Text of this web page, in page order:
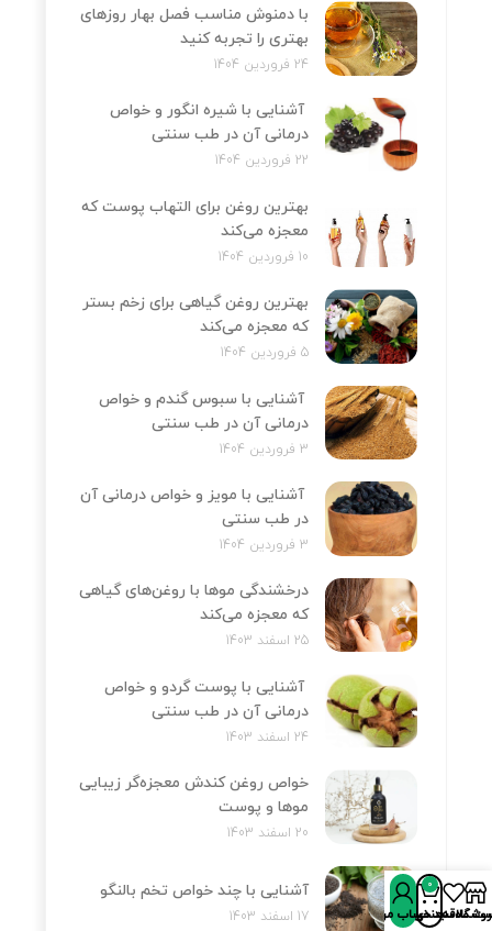
با دمنوش مناسب فصل بهار روزهای
بهتری را تجربه کنید
24 فروردین 1404
آشنایی با شیره انگور و خواص
درمانی آن در طب سنتی
22 فروردین 1404
بهترین روغن برای التهاب پوست که
معجزه می‌کند
10 فروردین 1404
بهترین روغن گیاهی برای زخم بستر
که معجزه می‌کند
5 فروردین 1404
آشنایی با سبوس گندم و خواص
درمانی آن در طب سنتی
3 فروردین 1404
آشنایی با مویز و خواص درمانی آن
در طب سنتی
3 فروردین 1404
درخشندگی موها با روغن‌های گیاهی
که معجزه می‌کند
25 اسفند 1403
آشنایی با پوست گردو و خواص
درمانی آن در طب سنتی
24 اسفند 1403
خواص روغن کندش معجزه‌‌گر زیبایی
موها و پوست
20 اسفند 1403
آشنایی با چند خواص تخم بالنگو
17 اسفند 1403 علاقه‌مندی‌ها
0
سبد خریدحساب من